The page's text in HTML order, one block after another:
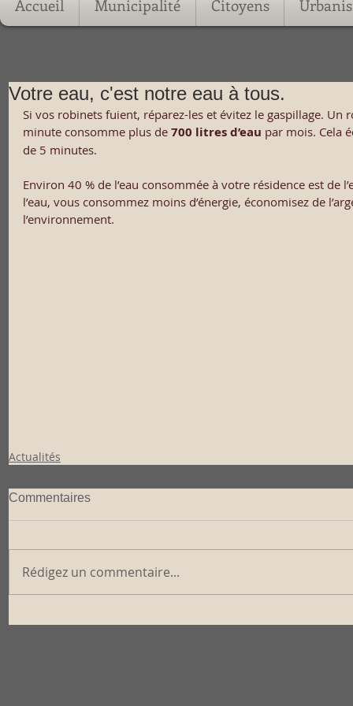
Accueil Municipalité Citoyens
Votre eau, c'est notre eau à tous.
Si vos robinets fuient, réparez-les et évitez le gaspillage.
minute consomme plus de 700 litres d’eau par mois. Cela
de 5 minutes.
Environ 40 % de l’eau consommée à votre résidence est de
l’eau, vous consommez moins d’énergie, économisez de
l’environnement.
Actualités
Commentaires
Rédigez un commentaire...